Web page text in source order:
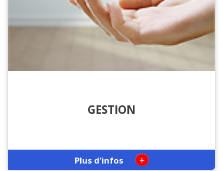
GESTION
Plus d'infos +